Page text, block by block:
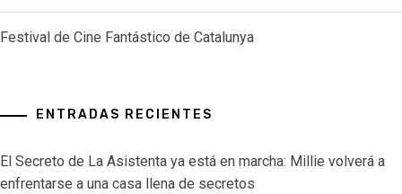
Festival de Cine Fantástico de Catalunya
ENTRADAS RECIENTES
El Secreto de La Asistenta ya está en marcha: Millie volverá a
enfrentarse a una casa llena de secretos